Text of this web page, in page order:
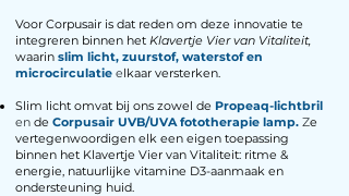
Voor Corpusair is dat reden om deze innovatie te
integreren binnen het Klavertje Vier van Vitaliteit,
waarin slim licht, zuurstof, waterstof en
microcirculatie elkaar versterken.
Slim licht omvat bij ons zowel de Propeaq-lichtbril
en de Corpusair UVB/UVA fototherapie lamp. Ze
vertegenwoordigen elk een eigen toepassing
binnen het Klavertje Vier van Vitaliteit: ritme &
energie, natuurlijke vitamine D3-aanmaak en
ondersteuning huid.